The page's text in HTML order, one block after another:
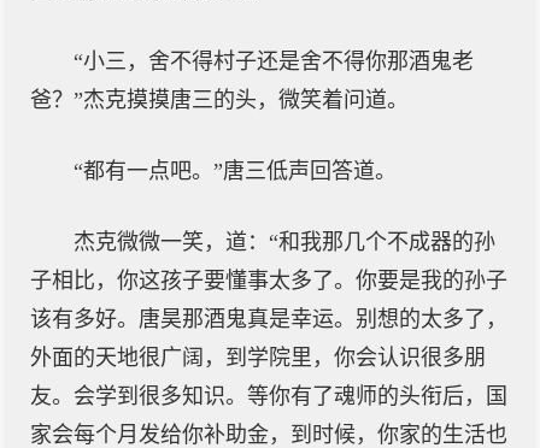
“小三，舍不得村子还是舍不得你那酒鬼老
爸？”杰克摸摸唐三的头，微笑着问道。
“都有一点吧。”唐三低声回答道。
杰克微微一笑，道：“和我那几个不成器的孙
子相比，你这孩子要懂事太多了。你要是我的孙子
该有多好。唐昊那酒鬼真是幸运。别想的太多了，
外面的天地很广阔，到学院里，你会认识很多朋
友。会学到很多知识。等你有了魂师的头衔后，国
家会每个月发给你补助金，到时候，你家的生活也